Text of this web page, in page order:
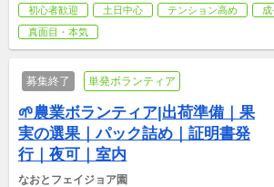
初心者歓迎 土日中心 テンション高め
真面目・本気
募集終了 単発ボランティア
🌱農業ボランティア|出荷準備｜果
実の選果｜パック詰め｜証明書発
行｜夜可｜室内
なおとフェイジョア園